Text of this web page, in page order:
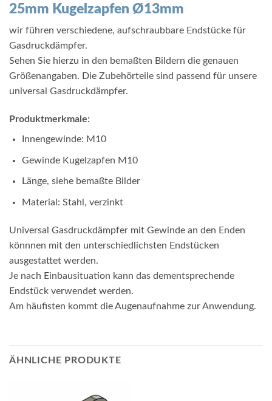
25mm Kugelzapfen Ø13mm
wir führen verschiedene, aufschraubbare Endstücke für
Gasdruckdämpfer.
Sehen Sie hierzu in den bemaßten Bildern die genauen
Größenangaben. Die Zubehörteile sind passend für unsere
universal Gasdruckdämpfer.
Produktmerkmale:
Innengewinde: M10
Gewinde Kugelzapfen M10
Länge, siehe bemaßte Bilder
Material: Stahl, verzinkt
Universal Gasdruckdämpfer mit Gewinde an den Enden
könnnen mit den unterschiedlichsten Endstücken
ausgestattet werden.
Je nach Einbausituation kann das dementsprechende
Endstück verwendet werden.
Am häufisten kommt die Augenaufnahme zur Anwendung.
ÄHNLICHE PRODUKTE